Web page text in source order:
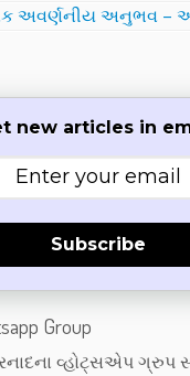
અવર્ણનીય અનુભવ –
new articles in
Subscribe
Group
વ્હોટ્સએપ ગ્રુપ